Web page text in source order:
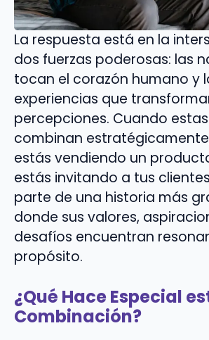
La respuesta está en la
dos fuerzas poderosas: las
tocan el corazón humano y
experiencias que
percepciones. Cuando
combinan
estás vendiendo un
estás invitando a tus
parte de una historia más
donde sus valores,
desafíos encuentran
propósito.
¿Qué Hace Especial
Combinación?